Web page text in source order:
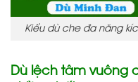
Kiểu dù che đa năng
Dù lệch tâm vuông